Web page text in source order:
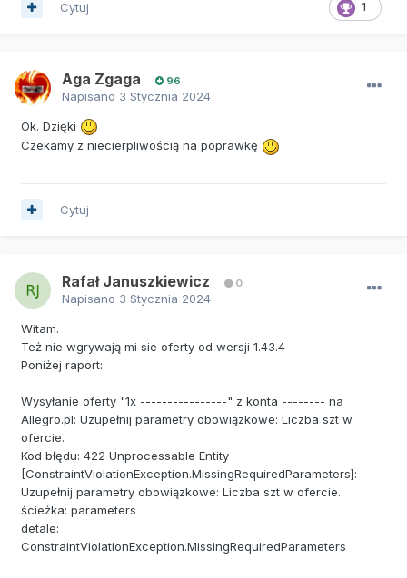
1
Cytuj
Aga Zgaga 96
Napisano 3 Stycznia 2024
Ok. Dzięki
Czekamy z niecierpliwością na poprawkę
Cytuj
Rafał Januszkiewicz 0
Napisano 3 Stycznia 2024
Witam.
Też nie wgrywają mi sie oferty od wersji 1.43.4
Poniżej raport:
Wysyłanie oferty "1x ----------------" z konta -------- na
Allegro.pl: Uzupełnij parametry obowiązkowe: Liczba szt w
ofercie.
Kod błędu: 422 Unprocessable Entity
[ConstraintViolationException.MissingRequiredParameters]:
Uzupełnij parametry obowiązkowe: Liczba szt w ofercie.
ścieżka: parameters
detale:
ConstraintViolationException.MissingRequiredParameters